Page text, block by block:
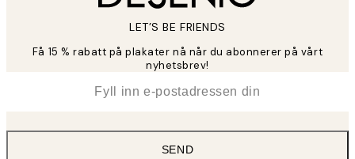
LET’S BE FRIENDS
Få 15 % rabatt på plakater nå når du abonnerer på vårt
nyhetsbrev!
SEND